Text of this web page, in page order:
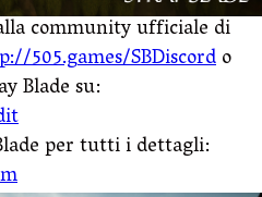
community ufficiale di
505.games/SBDiscordo
Blade su:
per tutti i dettagli: